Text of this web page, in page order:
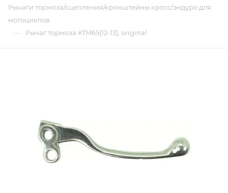
Рычаги тормоза/сцепления/кронштейны кросс/эндуро для
мотоциклов
— Рычаг тормоза KTM65(12-13), original